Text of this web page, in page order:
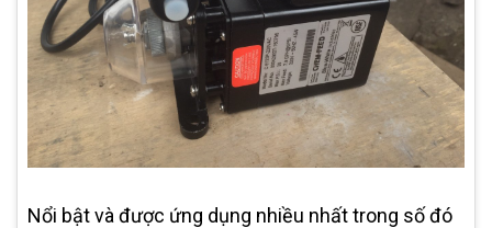
Nổi bật và được ứng dụng nhiều nhất trong số đó